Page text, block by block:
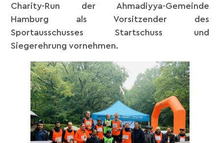
Charity-Run der Ahmadiyya-Gemeinde
Hamburg als Vorsitzender des
Sportausschusses Startschuss und
Siegerehrung vornehmen.